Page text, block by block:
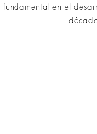
fundamental en el